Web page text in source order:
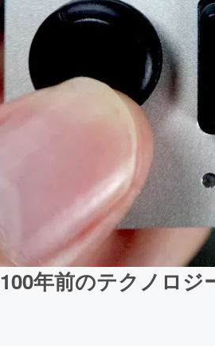
100年前のテクノロ